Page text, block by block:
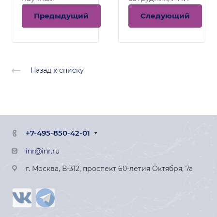
Предыдущий
Следующий
Назад к списку
+7-495-850-42-01
inr@inr.ru
г. Москва, В-312, проспект 60-летия Октября, 7а